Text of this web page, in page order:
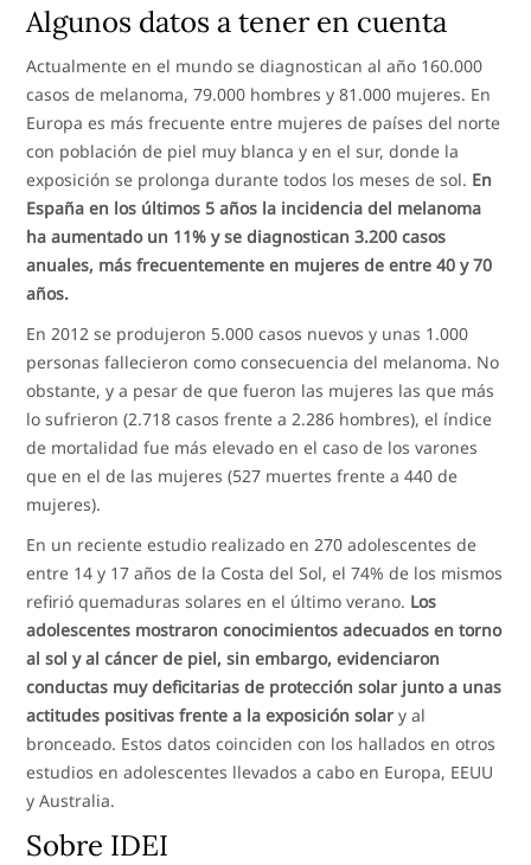
Algunos datos a tener en cuenta
Actualmente en el mundo se diagnostican al año 160.000
casos de melanoma, 79.000 hombres y 81.000 mujeres. En
Europa es más frecuente entre mujeres de países del norte
con población de piel muy blanca y en el sur, donde la
exposición se prolonga durante todos los meses de sol. En
España en los últimos 5 años la incidencia del melanoma
ha aumentado un 11% y se diagnostican 3.200 casos
anuales, más frecuentemente en mujeres de entre 40 y 70
años.
En 2012 se produjeron 5.000 casos nuevos y unas 1.000
personas fallecieron como consecuencia del melanoma. No
obstante, y a pesar de que fueron las mujeres las que más
lo sufrieron (2.718 casos frente a 2.286 hombres), el índice
de mortalidad fue más elevado en el caso de los varones
que en el de las mujeres (527 muertes frente a 440 de
mujeres).
En un reciente estudio realizado en 270 adolescentes de
entre 14 y 17 años de la Costa del Sol, el 74% de los mismos
refirió quemaduras solares en el último verano. Los
adolescentes mostraron conocimientos adecuados en torno
al sol y al cáncer de piel, sin embargo, evidenciaron
conductas muy deficitarias de protección solar junto a unas
actitudes positivas frente a la exposición solar y al
bronceado. Estos datos coinciden con los hallados en otros
estudios en adolescentes llevados a cabo en Europa, EEUU
y Australia.
Sobre IDEI